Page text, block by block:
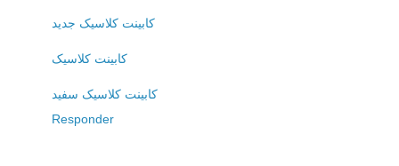
کابینت کلاسیک جدید
کابینت کلاسیک
کابینت کلاسیک سفید
Responder